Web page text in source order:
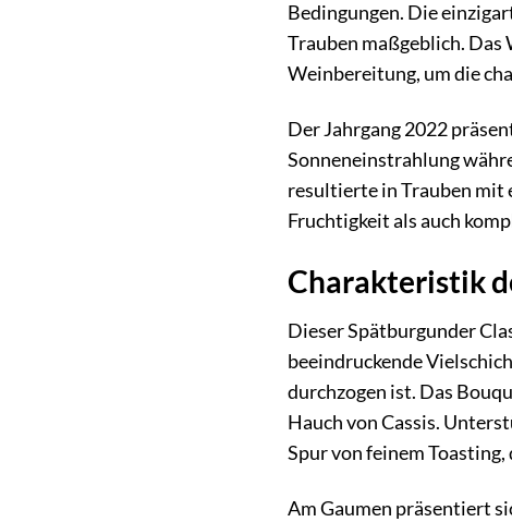
Bedingungen. Die
Trauben maßgeblich.
Weinbereitung, um die
Der Jahrgang 2022
Sonneneinstrahlung
resultierte in Trauben mit
Fruchtigkeit als auch
Charakteristik
Dieser Spätburgunder
beeindruckende
durchzogen ist. Das
Hauch von Cassis.
Spur von feinem
Am Gaumen präsentiert